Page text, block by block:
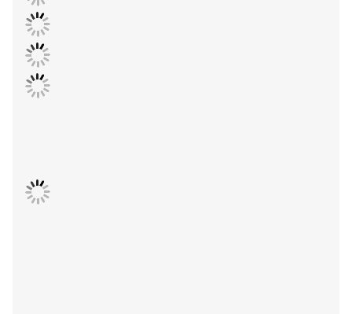
동자신 케이블은 국내외에서 업계 선두 주
자로 자리매김했습니다. 회사의 역량과 전
문성은 전 세계 고객에게 선호되는 선택이
되었습니다.
구매자 방문 DJX 케이블